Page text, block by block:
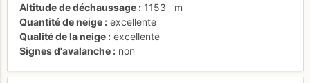
Altitude de déchaussage
1153
m
Quantité de neige
excellente
Qualité de la neige
excellente
Signes d'avalanche
non